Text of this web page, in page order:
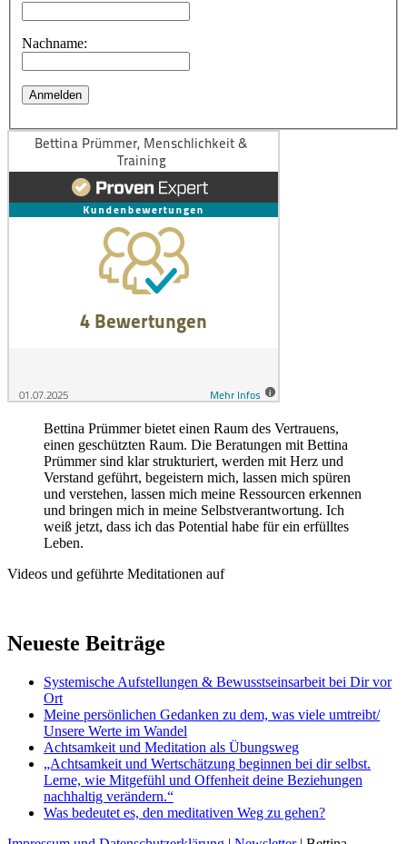
Nachname:
Bettina Prümmer bietet einen Raum des Vertrauens,
einen geschützten Raum. Die Beratungen mit Bettina
Prümmer sind klar strukturiert, werden mit Herz und
Verstand geführt, begeistern mich, lassen mich spüren
und verstehen, lassen mich meine Ressourcen erkennen
und bringen mich in meine Selbstverantwortung. Ich
weiß jetzt, dass ich das Potential habe für ein erfülltes
Leben.
Videos und geführte Meditationen auf
Neueste Beiträge
Systemische Aufstellungen & Bewusstseinsarbeit bei Dir vor
Ort
Meine persönlichen Gedanken zu dem, was viele umtreibt/
Unsere Werte im Wandel
Achtsamkeit und Meditation als Übungsweg
„Achtsamkeit und Wertschätzung beginnen bei dir selbst.
Lerne, wie Mitgefühl und Offenheit deine Beziehungen
nachhaltig verändern.“
Was bedeutet es, den meditativen Weg zu gehen?